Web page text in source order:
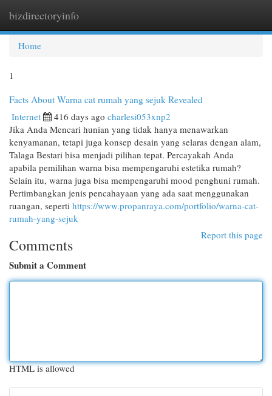
bizdirectoryinfo
Home
1
Facts About Warna cat rumah yang sejuk Revealed
Internet 416 days ago charlesi053xnp2
Jika Anda Mencari hunian yang tidak hanya menawarkan
kenyamanan, tetapi juga konsep desain yang selaras dengan alam,
Talaga Bestari bisa menjadi pilihan tepat. Percayakah Anda
apabila pemilihan warna bisa mempengaruhi estetika rumah?
Selain itu, warna juga bisa mempengaruhi mood penghuni rumah.
Pertimbangkan jenis pencahayaan yang ada saat menggunakan
ruangan, seperti https://www.propanraya.com/portfolio/warna-cat-
rumah-yang-sejuk
Report this page
Comments
Submit a Comment
HTML is allowed